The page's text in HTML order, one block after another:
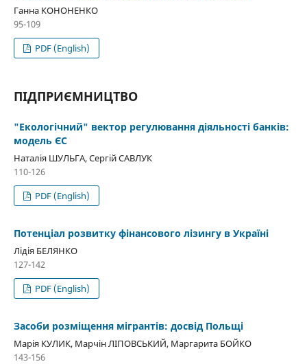
Ганна КОНОНЕНКО
95-109
PDF (English)
ПІДПРИЄМНИЦТВО
"Екологічний" вектор регулювання діяльності банків:
модель ЄС
Наталія ШУЛЬГА, Сергій САВЛУК
110-126
PDF (English)
Потенціал розвитку фінансового лізингу в Україні
Лідія БЕЛЯНКО
127-142
PDF (English)
Засоби розміщення мігрантів: досвід Польщі
Марія КУЛИК, Mарчін ЛІПОВСЬКИЙ, Маргарита БОЙКО
143-156